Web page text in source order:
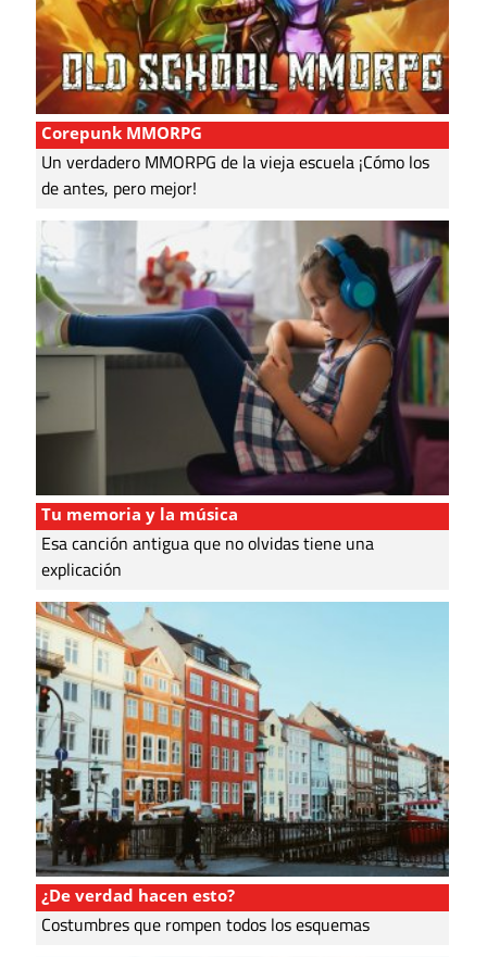
Corepunk MMORPG
Un verdadero MMORPG de la vieja escuela ¡Cómo los
de antes, pero mejor!
Tu memoria y la música
Esa canción antigua que no olvidas tiene una
explicación
¿De verdad hacen esto?
Costumbres que rompen todos los esquemas